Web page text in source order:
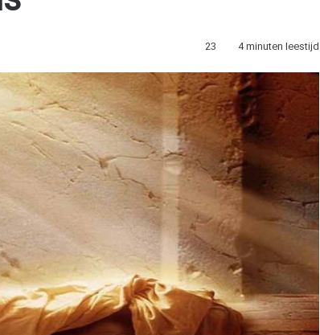
23 4 minuten leestijd